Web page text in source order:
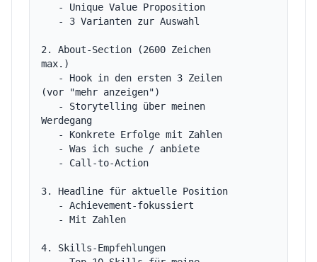
2. About-Section (2600 Zeichen
max.)
(vor "mehr anzeigen")
Werdegang
3. Headline für aktuelle Position
4. Skills-Empfehlungen